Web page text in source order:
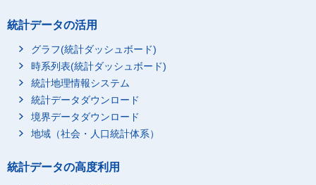
統計データの活用
グラフ(統計ダッシュボード)
時系列表(統計ダッシュボード)
統計地理情報システム
統計データダウンロード
境界データダウンロード
地域（社会・人口統計体系）
統計データの高度利用